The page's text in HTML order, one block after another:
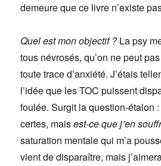
demeure que ce livre n’existe
Quel est mon objectif ?La psy
tous névrosés, qu’on ne peut
toute trace d’anxiété. J’étais
l’idée que les TOC puissent
foulée. Surgit la question-étalon
certes, maisest-ce que j’en
saturation mentale qui m’a
vient de disparaître, mais